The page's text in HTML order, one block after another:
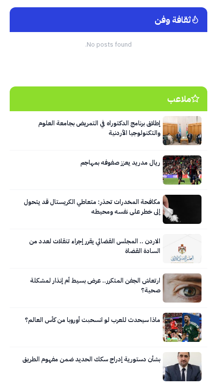
ثقافة وفن
No posts found.
ملاعب
إطلاق برنامج الدكتوراه في التمريض بجامعة العلوم
والتكنولوجيا الأردنية
ريال مدريد يعزز صفوفه بمهاجم
مكافحة المخدرات تحذر: متعاطي الكريستال قد يتحول
إلى خطر على نفسه ومحيطه
الاردن .. المجلس القضائي يقرر إجراء تنقلات لعدد من
السادة القضاة
ارتعاش الجفن المتكرر.. عرض بسيط أم إنذار لمشكلة
صحية؟
ماذا سيحدث للعرب لو انسحبت أوروبا من كأس العالم؟
بشأن دستورية إدراج سكك الحديد ضمن مفهوم الطريق